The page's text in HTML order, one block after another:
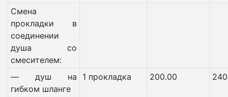
Смена
прокладки в
соединении
душа со
смесителем:
— душ на
гибком шланге
1 прокладка 200.00